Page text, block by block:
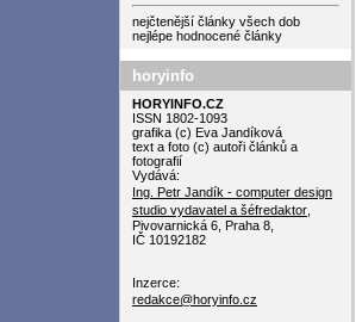
nejčtenější články všech dob
nejlépe hodnocené články
horyinfo
HORYINFO.CZ
ISSN 1802-1093
grafika (c) Eva Jandíková
text a foto (c) autoři článků a
fotografií
Vydává:
Ing. Petr Jandík - computer design
studio vydavatel a šéfredaktor
Pivovarnická 6, Praha 8,
IČ 10192182
Inzerce:
redakce@horyinfo.cz